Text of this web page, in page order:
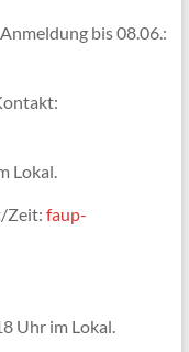
bis 08.06.:
Lokal.
Zeit: faup-
Uhr im Lokal.